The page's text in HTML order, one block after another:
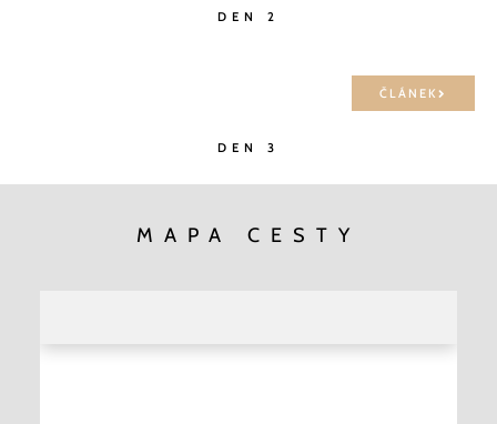
DEN 2
ČLÁNEK
DEN 3
MAPA CESTY